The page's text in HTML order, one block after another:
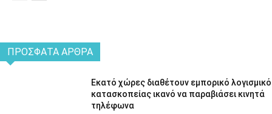
ΠΡΌΣΦΑΤΑ ΆΡΘΡΑ
Εκατό χώρες διαθέτουν εμπορικό λογισμικό
κατασκοπείας ικανό να παραβιάσει κινητά
τηλέφωνα